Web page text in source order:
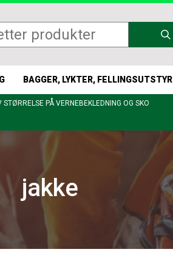
BAGGER, LYKTER, FELLINGSUTSTYR
STØRRELSE PÅ VERNEBEKLEDNING OG SKO
jakke